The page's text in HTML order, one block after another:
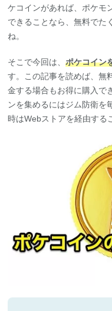
ケコインがあれば、ポケモ
できることなら、無料でた
ね。
そこで今回は、ポケコイン
す。この記事を読めば、無
金する場合もお得に購入で
ンを集めるにはジム防衛を
時はWebストアを経由する